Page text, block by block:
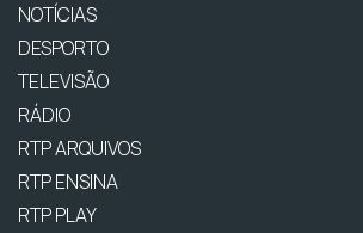
NOTÍCIAS
DESPORTO
TELEVISÃO
RÁDIO
RTP ARQUIVOS
RTP ENSINA
RTP PLAY